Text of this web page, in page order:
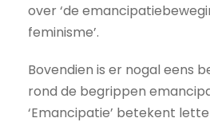
over ‘de
feminisme’.
Bovendien is er nogal eens
rond de begrippen
‘Emancipatie’ betekent